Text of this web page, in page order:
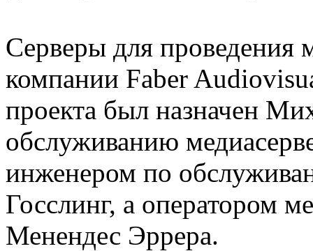
Серверы для проведения
компании Faber
проекта был назначен
обслуживанию
инженером по
Госслинг, а оператором
Менендес Эррера.